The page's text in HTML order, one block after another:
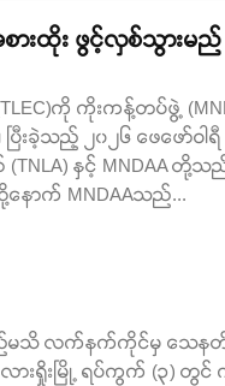
ားထိုး ဖွင့်လှစ်သွားမည်
ကို ကိုးကန့်တပ်ဖွဲ့
ြီးခဲ့သည့် ၂၀၂၆ ဖေဖော်ဝ
နှင့် MNDAA တို့
နောက် MNDAAသည်...
မည်မသိ လက်နက်ကိုင်မှ သေနတ်
းရှိုးမြို့ ရပ်ကွက် (၃) တွင်